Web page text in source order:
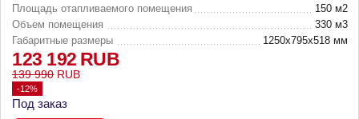
Площадь отапливаемого помещения
150 м2
Объем помещения
330 м3
Габаритные размеры
1250х795х518 мм
123 192 RUB
139 990 RUB
-12%
Под заказ